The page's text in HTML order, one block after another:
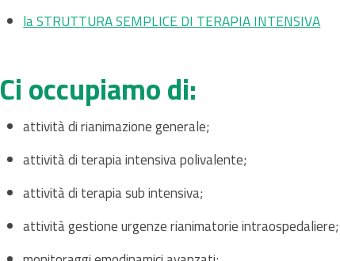
la STRUTTURA SEMPLICE DI TERAPIA INTENSIVA
Ci occupiamo di:
attività di rianimazione generale;
attività di terapia intensiva polivalente;
attività di terapia sub intensiva;
attività gestione urgenze rianimatorie intraospedaliere;